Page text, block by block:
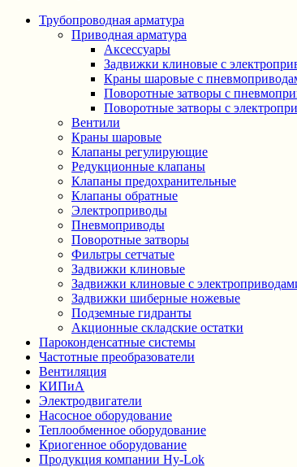
Трубопроводная арматура
Приводная арматура
Аксессуары
Задвижки клиновые с
Краны шаровые с
Поворотные затворы с
Поворотные затворы с
Вентили
Краны шаровые
Клапаны регулирующие
Редукционные клапаны
Клапаны предохранительные
Клапаны обратные
Электроприводы
Пневмоприводы
Поворотные затворы
Фильтры сетчатые
Задвижки клиновые
Задвижки клиновые с
Задвижки шиберные ножевые
Подземные гидранты
Акционные складские остатки
Пароконденсатные системы
Частотные преобразователи
Вентиляция
КИПиА
Электродвигатели
Насосное оборудование
Теплообменное оборудование
Криогенное оборудование
Продукция компании Hy-Lok